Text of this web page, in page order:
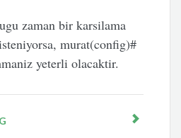
zaman bir karsilama
murat(config)#
yeterli olacaktir.